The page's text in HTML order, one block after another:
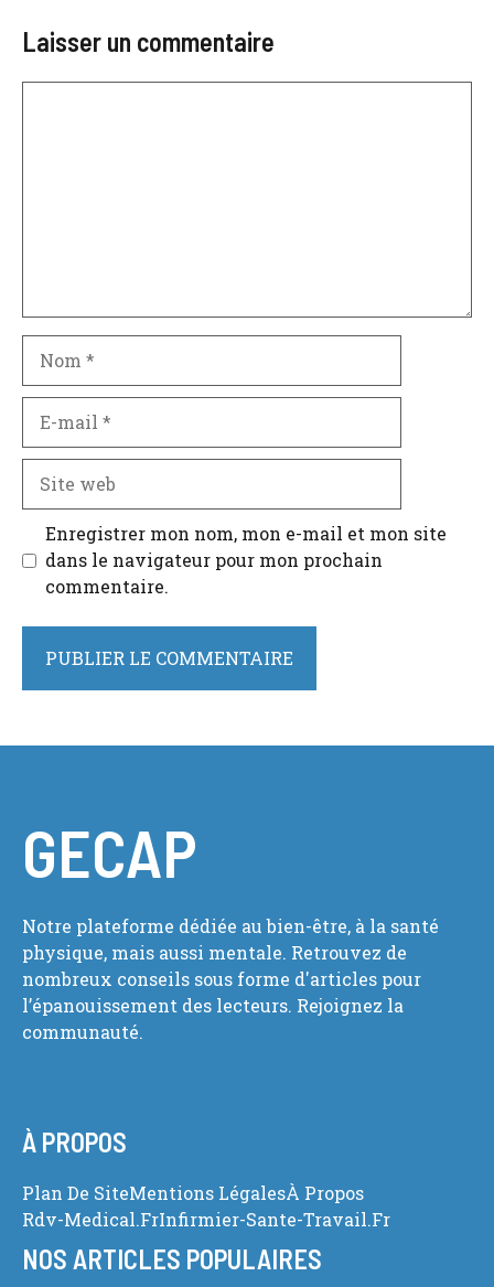
Laisser un commentaire
mail
Site
web
Enregistrer mon nom, mon e-mail et mon site
dans le navigateur pour mon prochain
commentaire.
GECAP
Notre plateforme dédiée au bien-être, à la santé
physique, mais aussi mentale. Retrouvez de
nombreux conseils sous forme d'articles pour
l’épanouissement des lecteurs. Rejoignez la
communauté.
À PROPOS
Plan De SiteMentions LégalesÀ Propos
Rdv-Medical.frInfirmier-Sante-Travail.fr
NOS ARTICLES POPULAIRES